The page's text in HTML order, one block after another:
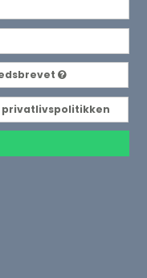
privatlivspolitikken